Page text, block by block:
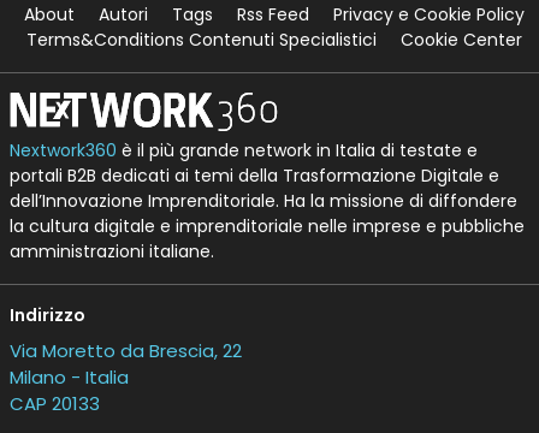
About Autori Tags Rss Feed
Privacy e Cookie Policy
Terms&Conditions Contenuti Specialistici
Cookie Center
Nextwork360 è il più grande network in Italia di testate e
portali B2B dedicati ai temi della Trasformazione Digitale e
dell’Innovazione Imprenditoriale. Ha la missione di diffondere
la cultura digitale e imprenditoriale nelle imprese e pubbliche
amministrazioni italiane.
Indirizzo
Via Moretto da Brescia, 22
Milano - Italia
CAP 20133